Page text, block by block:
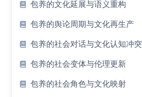
包养的文化延展与语义重构
包养的舆论周期与文化再生产
包养的社会对话与文化认知冲突
包养的社会变体与伦理更新
包养的社会角色与文化映射